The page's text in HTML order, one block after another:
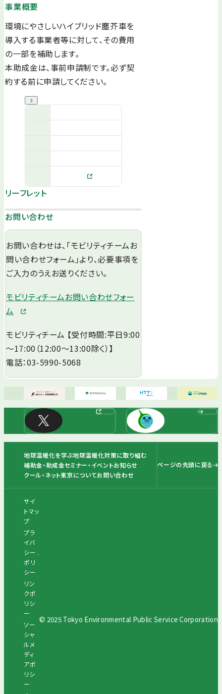
事業概要
環境にやさしいハイブリッド塵芥車を
導入する事業者等に対して、その費用
の一部を補助します。
本助成金は、事前申請制です。必ず契
約する前に申請してください。
リーフレット
お問い合わせ
お問い合わせは、「モビリティチームお
問い合わせフォーム」より、必要事項を
ご入力のうえお送りください。
モビリティチームお問い合わせフォー
ム
モビリティチーム 【受付時間:平日9:00
～17:00（12:00～13:00除く）】
電話：03-5990-5068
地球温暖化を学ぶ地球温暖化対策に取り組む
補助金・助成金セミナー・イベントお知らせ
クール・ネット東京についてお問い合わせ
ページの先頭に戻る
サイ
トマッ
プ
プラ
イバ
シー
ポリ
シー
リン
クポ
リシ
ー
ソー
シャ
ルメ
ディ
アポ
リシ
ー
© 2025 Tokyo Environmental Public Service Corporation